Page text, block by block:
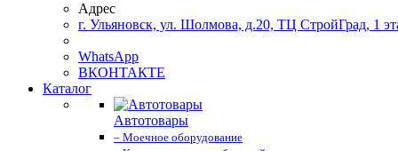
Адрес
г. Ульяновск, ул. Шолмова, д.20, ТЦ СтройГрад, 1
WhatsApp
ВКОНТАКТЕ
Каталог
Автотовары
– Моечное оборудование